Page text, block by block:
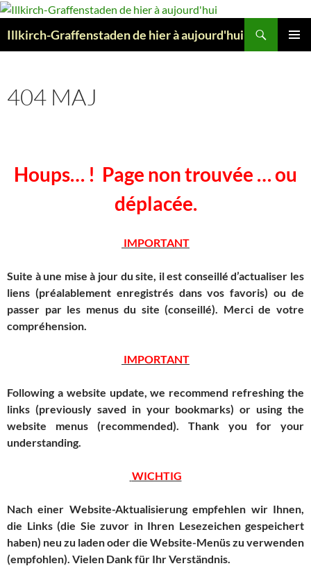
Aller
contenu
Illkirch-Graffenstaden de hier à aujourd'hui
404 MAJ
Houps… ! Page non trouvée … ou
déplacée.
IMPORTANT
Suite à une mise à jour du site, il est conseillé d’actualiser les
liens (préalablement enregistrés dans vos favoris) ou de
passer par les menus du site (conseillé). Merci de votre
compréhension.
IMPORTANT
Following a website update, we recommend refreshing the
links (previously saved in your bookmarks) or using the
website menus (recommended). Thank you for your
understanding.
WICHTIG
Nach einer Website-Aktualisierung empfehlen wir Ihnen,
die Links (die Sie zuvor in Ihren Lesezeichen gespeichert
haben) neu zu laden oder die Website-Menüs zu verwenden
(empfohlen). Vielen Dank für Ihr Verständnis.